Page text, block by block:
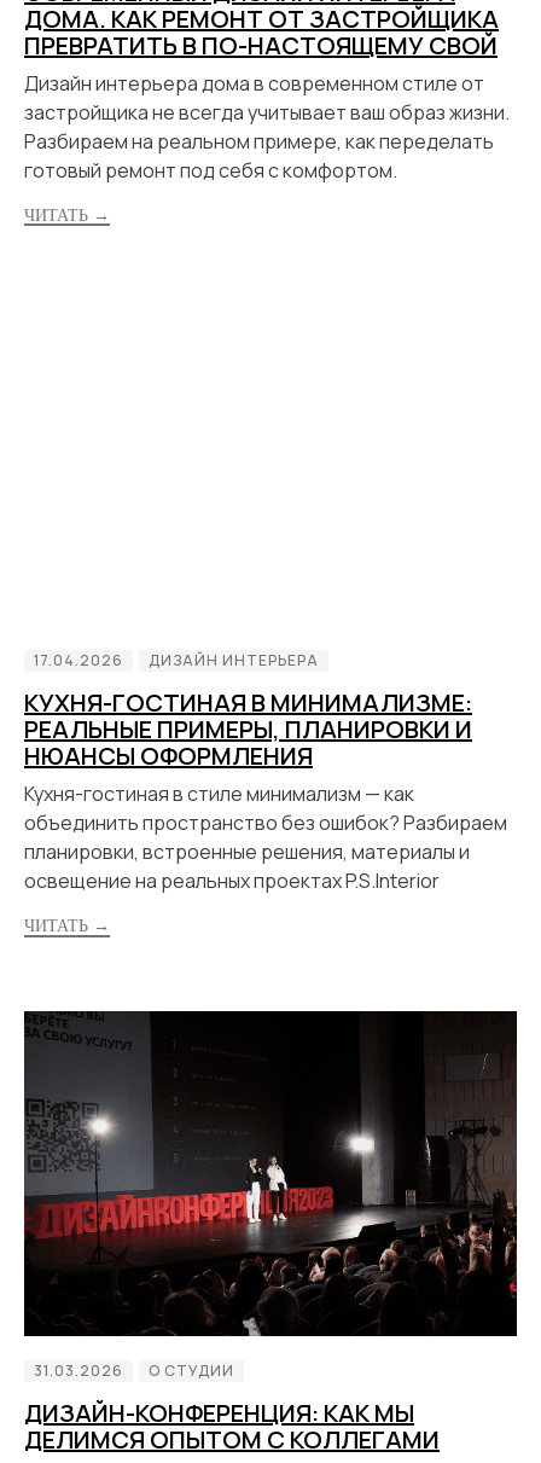
ДОМА. КАК РЕМОНТ ОТ ЗАСТРОЙЩИКА
ПРЕВРАТИТЬ В ПО-НАСТОЯЩЕМУ СВОЙ
Дизайн интерьера дома в современном стиле от
застройщика не всегда учитывает ваш образ жизни.
Разбираем на реальном примере, как переделать
готовый ремонт под себя с комфортом.
ЧИТАТЬ →
17.04.2026 ДИЗАЙН ИНТЕРЬЕРА
КУХНЯ-ГОСТИНАЯ В МИНИМАЛИЗМЕ:
РЕАЛЬНЫЕ ПРИМЕРЫ, ПЛАНИРОВКИ И
НЮАНСЫ ОФОРМЛЕНИЯ
Кухня-гостиная в стиле минимализм — как
объединить пространство без ошибок? Разбираем
планировки, встроенные решения, материалы и
освещение на реальных проектах P.S.Interior
ЧИТАТЬ →
31.03.2026 О СТУДИИ
ДИЗАЙН-КОНФЕРЕНЦИЯ: КАК МЫ
ДЕЛИМСЯ ОПЫТОМ С КОЛЛЕГАМИ